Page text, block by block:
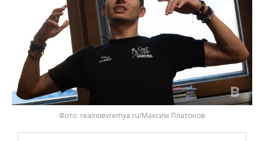
realnoevremya.ru/Максим Платонов